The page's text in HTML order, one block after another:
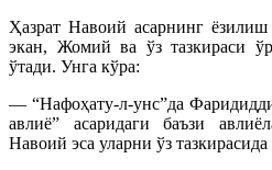
Ҳазрат Навоий асарнинг ёзилиш
экан, Жомий ва ўз тазкираси
ўтади. Унга кўра:
— “Нафоҳату-л-унс”да
авлиё” асаридаги баъзи
Навоий эса уларни ўз